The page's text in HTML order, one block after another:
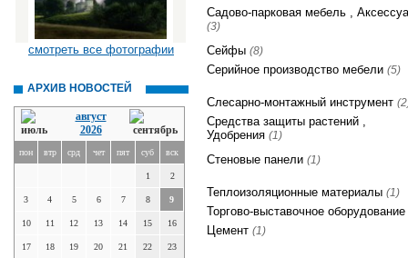
смотреть все фотографии
АРХИВ НОВОСТЕЙ
август
2026
пон втр срд чет пят суб вск
1 2
3 4 5 6 7 8 9
10 11 12 13 14 15 16
17 18 19 20 21 22 23
Садово-парковая мебель ,
(3)
Сейфы (8)
Серийное производство мебели (5)
Слесарно-монтажный инструмент
Средства защиты растений ,
Удобрения (1)
Стеновые панели (1)
Теплоизоляционные материалы (1)
Торгово-выставочное оборудование
Цемент (1)